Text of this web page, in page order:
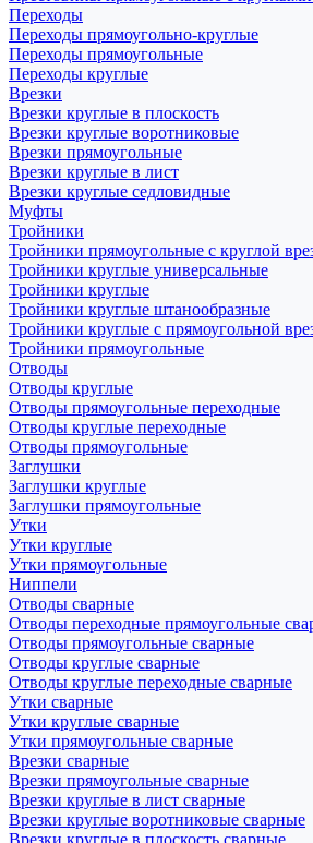
Переходы
Переходы прямоугольно-круглые
Переходы прямоугольные
Переходы круглые
Врезки
Врезки круглые в плоскость
Врезки круглые воротниковые
Врезки прямоугольные
Врезки круглые в лист
Врезки круглые седловидные
Муфты
Тройники
Тройники прямоугольные с круглой
Тройники круглые универсальные
Тройники круглые
Тройники круглые штанообразные
Тройники круглые с прямоугольной
Тройники прямоугольные
Отводы
Отводы круглые
Отводы прямоугольные переходные
Отводы круглые переходные
Отводы прямоугольные
Заглушки
Заглушки круглые
Заглушки прямоугольные
Утки
Утки круглые
Утки прямоугольные
Ниппели
Отводы сварные
Отводы переходные прямоугольные
Отводы прямоугольные сварные
Отводы круглые сварные
Отводы круглые переходные сварные
Утки сварные
Утки круглые сварные
Утки прямоугольные сварные
Врезки сварные
Врезки прямоугольные сварные
Врезки круглые в лист сварные
Врезки круглые воротниковые сварные
Врезки круглые в плоскость сварные